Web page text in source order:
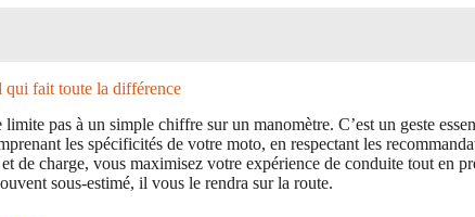
qui fait toute la différence
pas à un simple chiffre sur un manomètre. C’est un geste
les spécificités de votre moto, en respectant les
de charge, vous maximisez votre expérience de conduite tout en
sous-estimé, il vous le rendra sur la route.